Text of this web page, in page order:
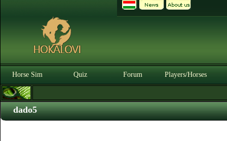
Horse Sim Quiz Forum Players/Horses
dado5